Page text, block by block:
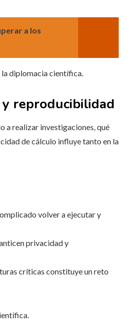
a los
la diplomacia científica.
reproducibilidad
a realizar investigaciones, qué
de cálculo influye tanto en la
volver a ejecutar y
privacidad y
críticas constituye un reto